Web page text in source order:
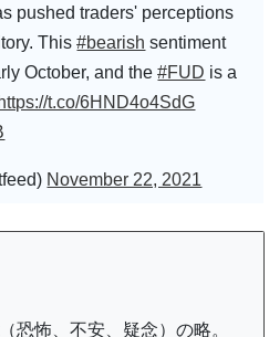
pushed traders' perceptions
This#bearish sentiment
October, and the#FUD is a
https://t.co/6HND4o4SdG
November 22, 2021
恐怖、不安、疑念）の略。